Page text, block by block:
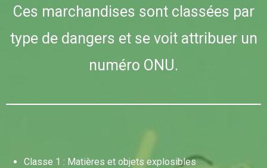
Ces marchandises sont classées par
type de dangers et se voit attribuer un
numéro ONU.
Classe 1 : Matières et objets explosibles